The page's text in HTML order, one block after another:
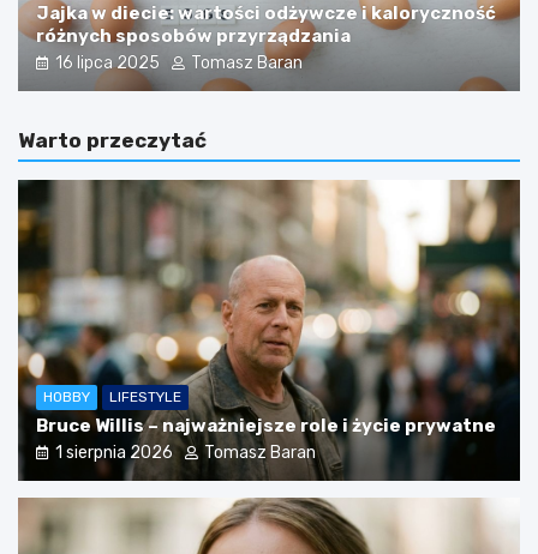
Jajka w diecie: wartości odżywcze i kaloryczność
różnych sposobów przyrządzania
16 lipca 2025 Tomasz Baran
Warto przeczytać
HOBBY LIFESTYLE
Bruce Willis – najważniejsze role i życie prywatne
1 sierpnia 2026 Tomasz Baran